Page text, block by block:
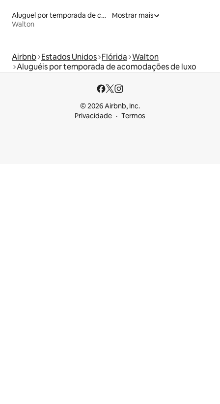
Aluguel por temporada de casas de hóspedes
Walton
Mostrar mais
Airbnb Estados Unidos Flórida Walton
Aluguéis por temporada de acomodações de luxo
© 2026 Airbnb, Inc.
Privacidade
Termos